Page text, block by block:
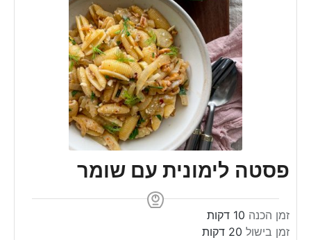
פסטה לימונית עם שומר
זמן הכנה 10
m
i
דקות
זמן בישול 20
m
דקות